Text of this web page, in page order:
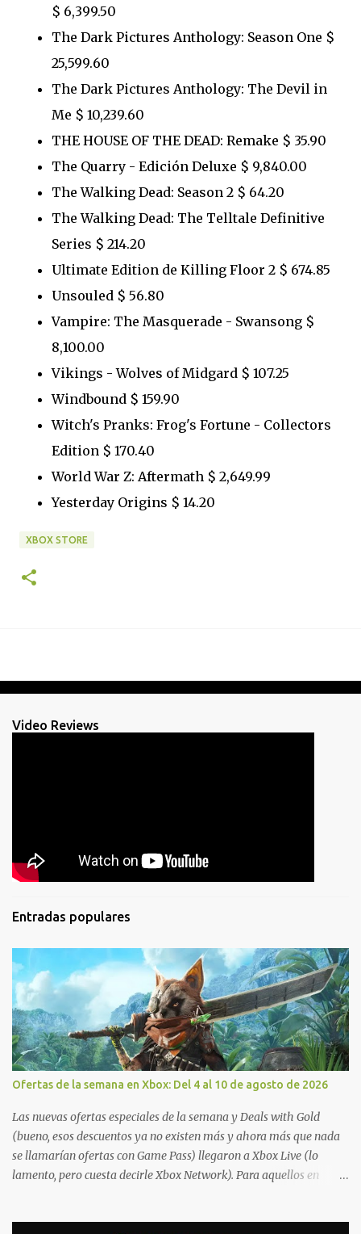
$ 6,399.50
The Dark Pictures Anthology: Season One $
25,599.60
The Dark Pictures Anthology: The Devil in
Me $ 10,239.60
THE HOUSE OF THE DEAD: Remake $ 35.90
The Quarry - Edición Deluxe $ 9,840.00
The Walking Dead: Season 2 $ 64.20
The Walking Dead: The Telltale Definitive
Series $ 214.20
Ultimate Edition de Killing Floor 2 $ 674.85
Unsouled $ 56.80
Vampire: The Masquerade - Swansong $
8,100.00
Vikings - Wolves of Midgard $ 107.25
Windbound $ 159.90
Witch's Pranks: Frog's Fortune - Collectors
Edition $ 170.40
World War Z: Aftermath $ 2,649.99
Yesterday Origins $ 14.20
XBOX STORE
Video Reviews
Entradas populares
Ofertas de la semana en Xbox: Del 4 al 10 de agosto de 2026
Las nuevas ofertas especiales de la semana y Deals with Gold
(bueno, esos descuentos ya no existen más y ahora más que nada
se llamarían ofertas con Game Pass) llegaron a Xbox Live (lo
lamento, pero cuesta decirle Xbox Network). Para aquellos en